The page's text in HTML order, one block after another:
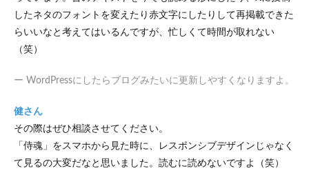
したネタのフォントを変えたり赤文字にしたりして再掲載できた
らいいなと考えてはいるんですが、忙しくて時間が取れない
（笑）
ー WordPressにしたらブログみたいに更新しやすくなりますよ。
健さん
その際はぜひ相談させてください。
「侍魂」をスマホから見た時に、レスポンシブデザインじゃなく
て見るの大変だなと思いました。読むに読めないですよ（笑）